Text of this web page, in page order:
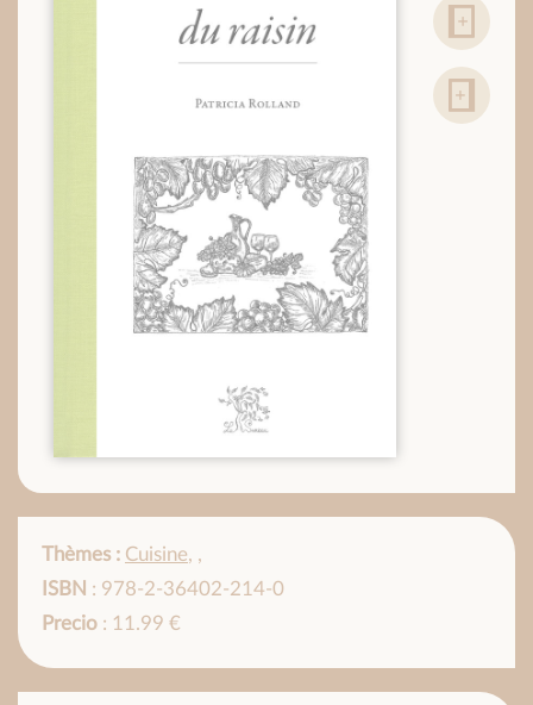
Thèmes : Cuisine, ,
ISBN : 978-2-36402-214-0
Precio : 11.99 €